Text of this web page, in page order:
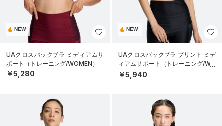
NEW
UAクロスバックブラ ミディアムサ
ポート（トレーニング/WOMEN）
￥5,280
NEW
UAクロスバックブラ プリント ミデ
ィアムサポート（トレーニング/WO
MEN）
￥5,940